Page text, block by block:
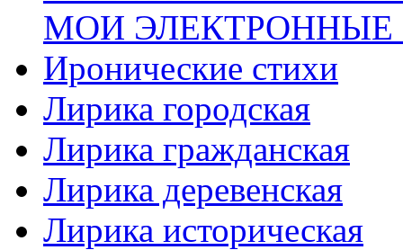
МОИ ЭЛЕКТРОННЫЕ
Иронические стихи
Лирика городская
Лирика гражданская
Лирика деревенская
Лирика историческая